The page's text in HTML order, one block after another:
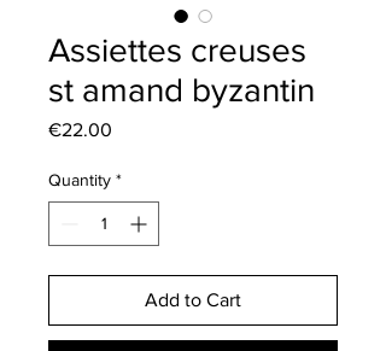
Assiettes creuses
st amand byzantin
€22.00
Quantity *
Add to Cart